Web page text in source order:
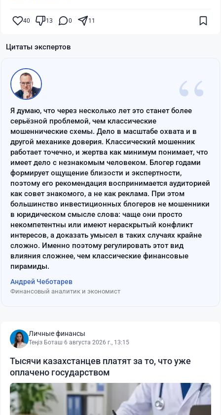
40 13 0 11
Цитаты экспертов
“
Я думаю, что через несколько лет это станет более
серьёзной проблемой, чем классические
мошеннические схемы. Дело в масштабе охвата и в
другой механике доверия. Классический мошенник
работает точечно, и жертва как минимум понимает, что
имеет дело с незнакомым человеком. Блогер годами
формирует ощущение близости и экспертности,
поэтому его рекомендация воспринимается аудиторией
как совет знакомого, а не как реклама. При этом
большинство инвестиционных блогеров не мошенники
в юридическом смысле слова: чаще они просто
некомпетентны или имеют нераскрытый конфликт
интересов, а доказать умысел в таких случаях крайне
сложно. Именно поэтому регулировать этот вид
влияния сложнее, чем классические финансовые
пирамиды.
Андрей Чеботарев
Финансовый аналитик и экономист
Личные финансы
Теңіз Боташ·6 августа 2026 г., 13:15
Тысячи казахстанцев платят за то, что уже
оплачено государством